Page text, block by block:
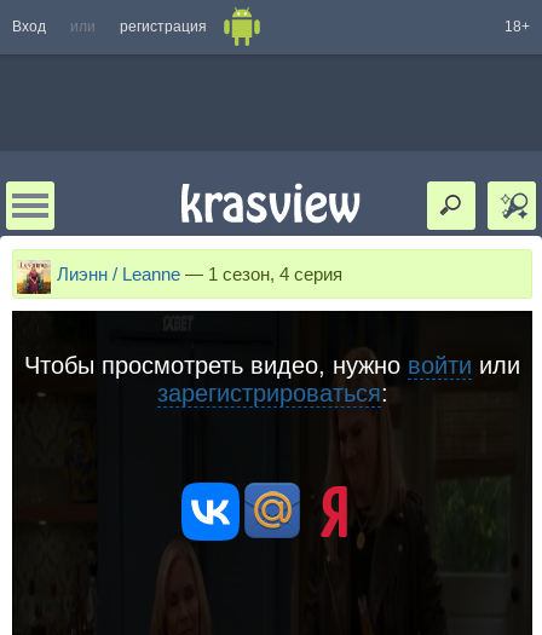
Вход или регистрация 18+
Лиэнн / Leanne — 1 сезон, 4 серия
Чтобы просмотреть видео, нужно войти или
зарегистрироваться: